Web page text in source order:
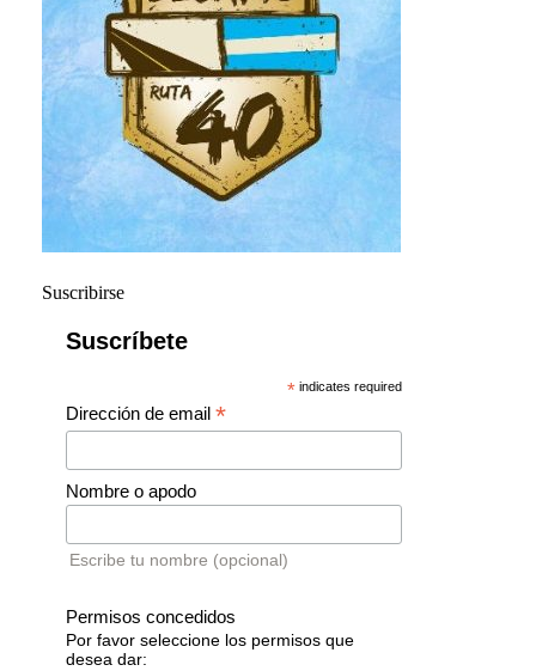
Suscribirse
Suscríbete
* indicates required
Dirección de email *
Nombre o apodo
Escribe tu nombre (opcional)
Permisos concedidos
Por favor seleccione los permisos que
desea dar: